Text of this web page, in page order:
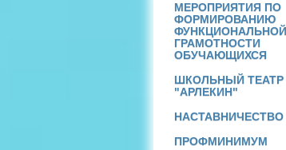
МЕРОПРИЯТИЯ ПО
ФОРМИРОВАНИЮ
ФУНКЦИОНАЛЬНОЙ
ГРАМОТНОСТИ
ОБУЧАЮЩИХСЯ
ШКОЛЬНЫЙ ТЕАТР
"АРЛЕКИН"
НАСТАВНИЧЕСТВО
ПРОФМИНИМУМ